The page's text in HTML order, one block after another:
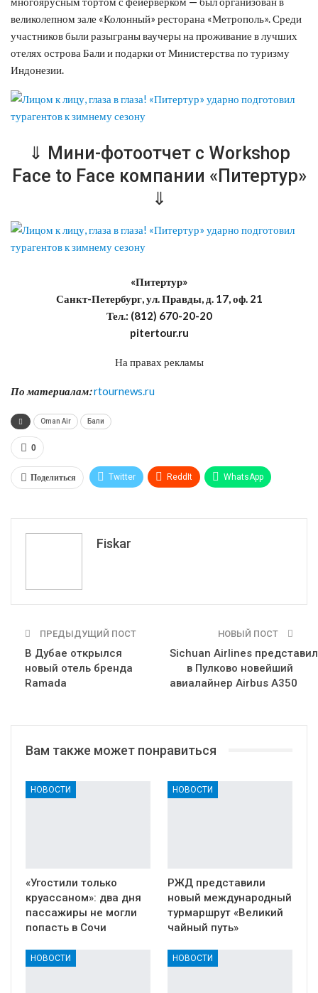
великолепном зале «Колонный» ресторана «Метрополь». Среди
участников были разыграны ваучеры на проживание в лучших
отелях острова Бали и подарки от Министерства по туризму
Индонезии.
⇓ Мини-фотоотчет с Workshop
Face to Face компании «Питертур»
⇓
«Питертур»
Санкт-Петербург, ул. Правды, д. 17, оф. 21
Тел.: (812) 670-20-20
pitertour.ru
На правах рекламы
По материалам:rtournews.ru
Oman Air Бали
0
Поделиться Twitter ReddIt WhatsApp
Fiskar
ПРЕДЫДУЩИЙ ПОСТ
В Дубае открылся
новый отель бренда
Ramada
НОВЫЙ ПОСТ
Sichuan Airlines
в Пулково новейший
авиалайнер Airbus A350
Вам также может понравиться
НОВОСТИ
«Угостили только
круассаном»: два дня
пассажиры не могли
попасть в Сочи
НОВОСТИ
РЖД представили
новый международный
турмаршрут «Великий
чайный путь»
НОВОСТИ НОВОСТИ